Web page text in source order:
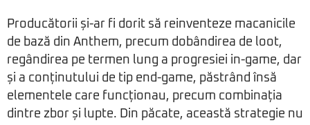
Producătorii și-ar fi dorit să reinventeze macanicile
de bază din Anthem, precum dobândirea de loot,
regândirea pe termen lung a progresiei in-game, dar
și a conținutului de tip end-game, păstrând însă
elementele care funcționau, precum combinația
dintre zbor și lupte. Din păcate, această strategie nu